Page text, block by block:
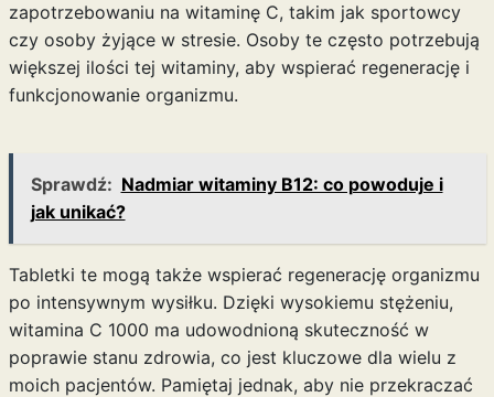
zapotrzebowaniu na witaminę C, takim jak sportowcy
czy osoby żyjące w stresie. Osoby te często potrzebują
większej ilości tej witaminy, aby wspierać regenerację i
funkcjonowanie organizmu.
Sprawdź: Nadmiar witaminy B12: co powoduje i
jak unikać?
Tabletki te mogą także wspierać regenerację organizmu
po intensywnym wysiłku. Dzięki wysokiemu stężeniu,
witamina C 1000 ma udowodnioną skuteczność w
poprawie stanu zdrowia, co jest kluczowe dla wielu z
moich pacjentów. Pamiętaj jednak, aby nie przekraczać